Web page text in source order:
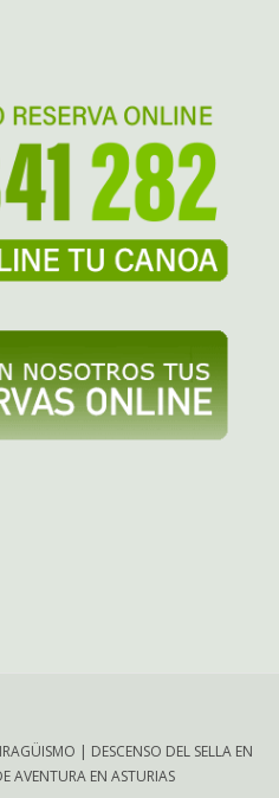
| DESCENSO DEL SELLA EN
AVENTURA EN ASTURIAS